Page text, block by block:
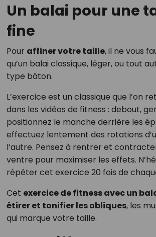
Un balai pour une
fine
Pour affiner votre taille, il ne vous
qu’un balai classique, léger, ou tout
type bâton.
L’exercice est un classique que l’on
dans les vidéos de fitness : debout,
positionnez le manche derrière les
effectuez lentement des rotations
l’autre. Pensez à rentrer et
ventre pour maximiser les effets.
répéter cet exercice 20 fois de
Cet exercice de fitness avec un
étirer et tonifier les obliques, les
qui marque votre taille.